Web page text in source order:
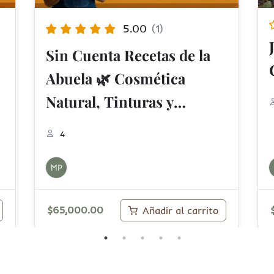
Jabonería Natural desde
Cero
14
MP
$49,000.00 Añadir al carrito